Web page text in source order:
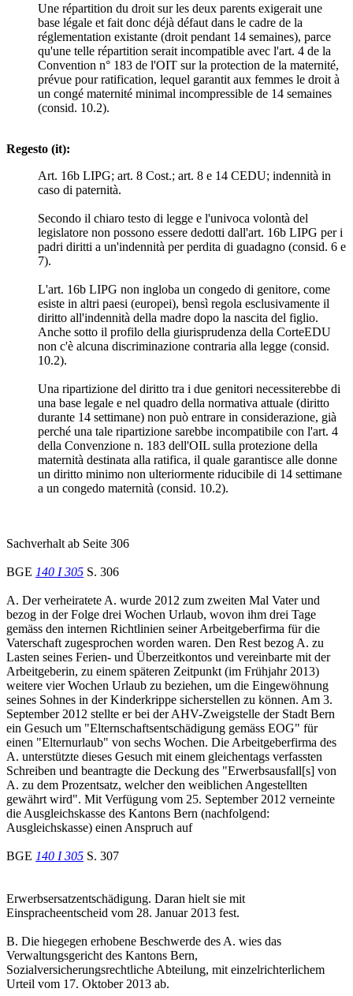
Une répartition du droit sur les deux parents exigerait une
base légale et fait donc déjà défaut dans le cadre de la
réglementation existante (droit pendant 14 semaines), parce
qu'une telle répartition serait incompatible avec l'art. 4 de la
Convention n° 183 de l'OIT sur la protection de la maternité,
prévue pour ratification, lequel garantit aux femmes le droit à
un congé maternité minimal incompressible de 14 semaines
(consid. 10.2).
Regesto (it):
Art. 16b LIPG; art. 8 Cost.; art. 8 e 14 CEDU; indennità in
caso di paternità.
Secondo il chiaro testo di legge e l'univoca volontà del
legislatore non possono essere dedotti dall'art. 16b LIPG per i
padri diritti a un'indennità per perdita di guadagno (consid. 6 e
7).
L'art. 16b LIPG non ingloba un congedo di genitore, come
esiste in altri paesi (europei), bensì regola esclusivamente il
diritto all'indennità della madre dopo la nascita del figlio.
Anche sotto il profilo della giurisprudenza della CorteEDU
non c'è alcuna discriminazione contraria alla legge (consid.
10.2).
Una ripartizione del diritto tra i due genitori necessiterebbe di
una base legale e nel quadro della normativa attuale (diritto
durante 14 settimane) non può entrare in considerazione, già
perché una tale ripartizione sarebbe incompatibile con l'art. 4
della Convenzione n. 183 dell'OIL sulla protezione della
maternità destinata alla ratifica, il quale garantisce alle donne
un diritto minimo non ulteriormente riducibile di 14 settimane
a un congedo maternità (consid. 10.2).
Sachverhalt ab Seite 306
BGE 140 I 305 S. 306
A. Der verheiratete A. wurde 2012 zum zweiten Mal Vater und
bezog in der Folge drei Wochen Urlaub, wovon ihm drei Tage
gemäss den internen Richtlinien seiner Arbeitgeberfirma für die
Vaterschaft zugesprochen worden waren. Den Rest bezog A. zu
Lasten seines Ferien- und Überzeitkontos und vereinbarte mit der
Arbeitgeberin, zu einem späteren Zeitpunkt (im Frühjahr 2013)
weitere vier Wochen Urlaub zu beziehen, um die Eingewöhnung
seines Sohnes in der Kinderkrippe sicherstellen zu können. Am 3.
September 2012 stellte er bei der AHV-Zweigstelle der Stadt Bern
ein Gesuch um "Elternschaftsentschädigung gemäss EOG" für
einen "Elternurlaub" von sechs Wochen. Die Arbeitgeberfirma des
A. unterstützte dieses Gesuch mit einem gleichentags verfassten
Schreiben und beantragte die Deckung des "Erwerbsausfall[s] von
A. zu dem Prozentsatz, welcher den weiblichen Angestellten
gewährt wird". Mit Verfügung vom 25. September 2012 verneinte
die Ausgleichskasse des Kantons Bern (nachfolgend:
Ausgleichskasse) einen Anspruch auf
BGE 140 I 305 S. 307
Erwerbsersatzentschädigung. Daran hielt sie mit
Einspracheentscheid vom 28. Januar 2013 fest.
B. Die hiegegen erhobene Beschwerde des A. wies das
Verwaltungsgericht des Kantons Bern,
Sozialversicherungsrechtliche Abteilung, mit einzelrichterlichem
Urteil vom 17. Oktober 2013 ab.